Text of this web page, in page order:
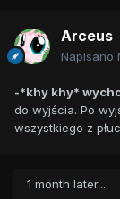
Arceus
Napisano
-*khy khy*
do wyjścia. Po
wszystkiego z
1 month later...